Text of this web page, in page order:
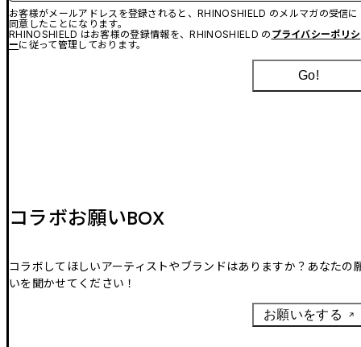
お客様がメールアドレスを登録されると、RHINOSHIELD のメルマガの受信に
同意したことになります。
RHINOSHIELD はお客様の登録情報を、RHINOSHIELD の プライバシーポリシ
ーに従って管理しております。
Go!
コラボお願いBOX
コラボしてほしいアーティストやブランドはありますか？あなたの
いを聞かせてください！
お願いをする